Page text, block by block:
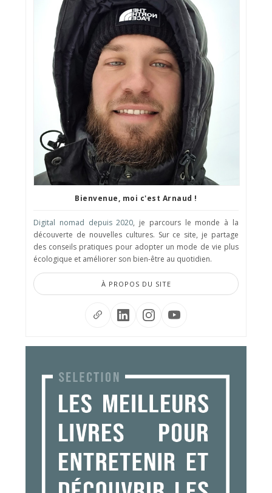
Bienvenue, moi c'est Arnaud !
Digital nomad depuis 2020, je parcours le monde à la
découverte de nouvelles cultures. Sur ce site, je partage
des conseils pratiques pour adopter un mode de vie plus
écologique et améliorer son bien-être au quotidien.
À PROPOS DU SITE